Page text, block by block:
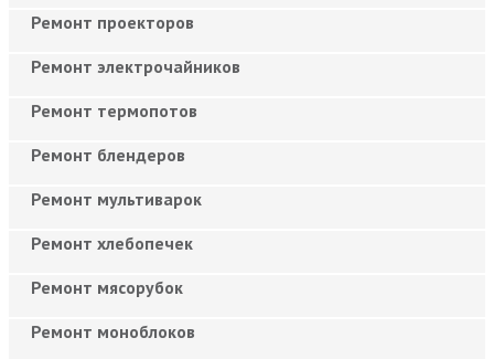
Ремонт проекторов
Ремонт электрочайников
Ремонт термопотов
Ремонт блендеров
Ремонт мультиварок
Ремонт хлебопечек
Ремонт мясорубок
Ремонт моноблоков